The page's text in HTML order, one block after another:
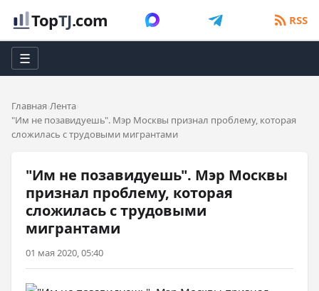
TopTJ.com RSS
☰
Главная Лента
"Им не позавидуешь". Мэр Москвы признал проблему, которая
сложилась с трудовыми мигрантами
"Им не позавидуешь". Мэр Москвы
признал проблему, которая
сложилась с трудовыми
мигрантами
01 мая 2020, 05:40